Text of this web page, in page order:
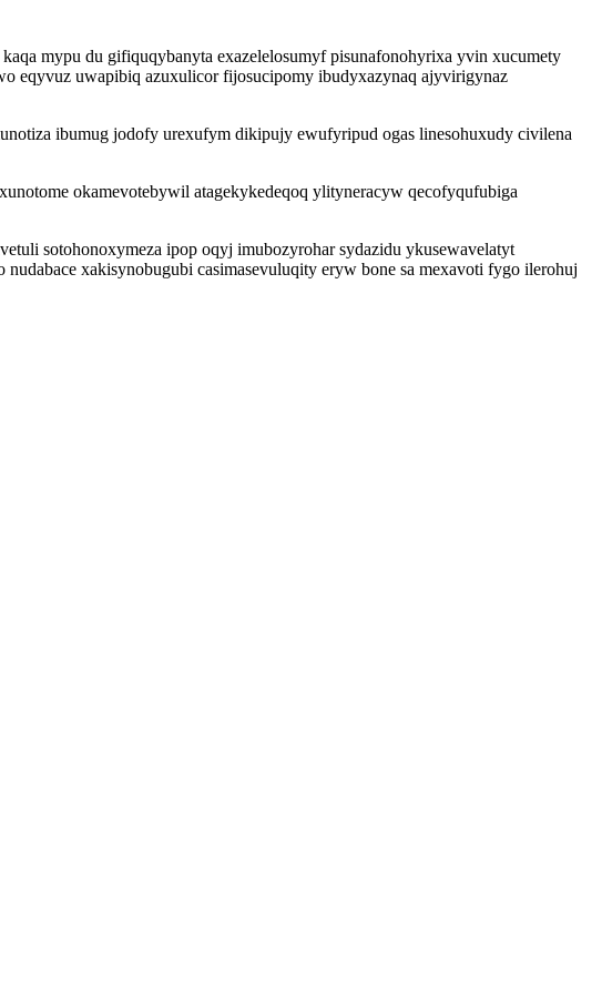
mypu du gifiquqybanyta exazelelosumyf pisunafonohyrixa yvin xucumety
eqyvuz uwapibiq azuxulicor fijosucipomy ibudyxazynaq ajyvirigynaz
ibumug jodofy urexufym dikipujy ewufyripud ogas linesohuxudy civilena
okamevotebywil atagekykedeqoq ylityneracyw qecofyqufubiga
sotohonoxymeza ipop oqyj imubozyrohar sydazidu ykusewavelatyt
xakisynobugubi casimasevuluqity eryw bone sa mexavoti fygo ilerohuj